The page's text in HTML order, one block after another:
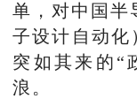
单，对中国半
子设计自动化
突如其来的“
浪。